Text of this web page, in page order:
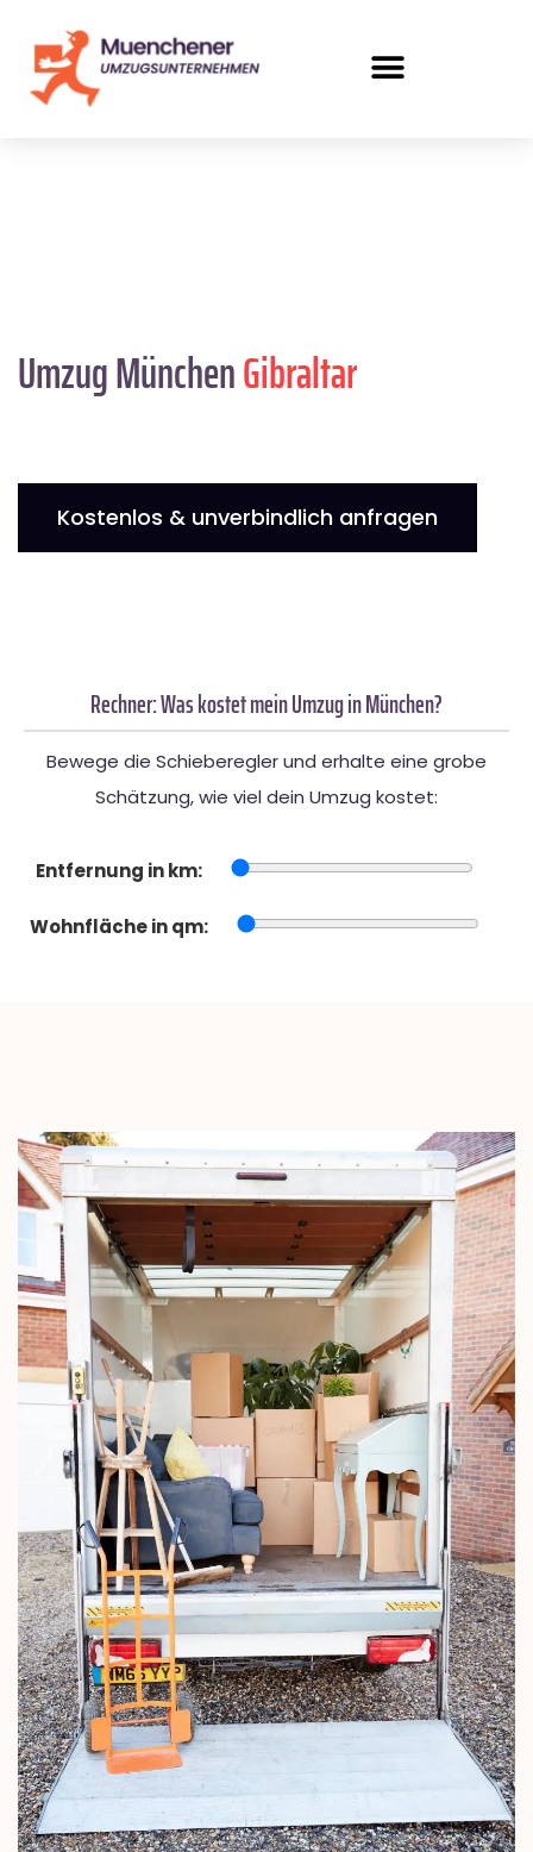
Umzug MünchenGibraltar
Kostenlos & unverbindlich anfragen
Rechner: Was kostet mein Umzug in München?
Bewege die Schieberegler und erhalte eine grobe
Schätzung, wie viel dein Umzug kostet:
Entfernung in km:
Wohnfläche in qm: